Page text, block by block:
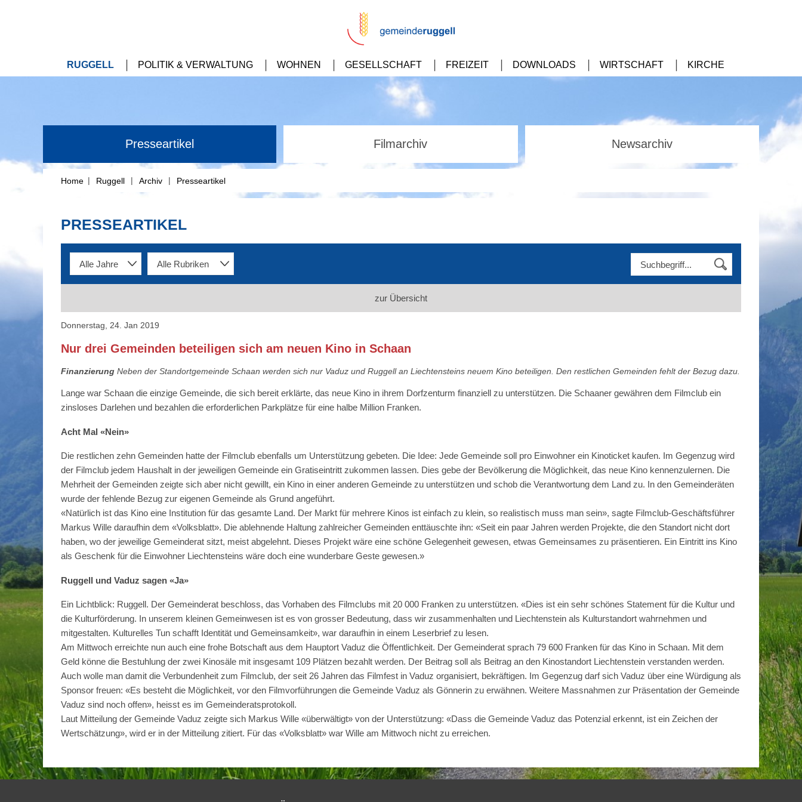
RUGGELL POLITIK & VERWALTUNG WOHNEN GESELLSCHAFT FREIZEIT DOWNLOADS WIRTSCHAFT KIRCHE
Presseartikel Filmarchiv Newsarchiv
Home | Ruggell | Archiv | Presseartikel
PRESSEARTIKEL
zur Übersicht
Donnerstag, 24. Jan 2019
Nur drei Gemeinden beteiligen sich am neuen Kino in Schaan
Finanzierung Neben der Standortgemeinde Schaan werden sich nur Vaduz und Ruggell an Liechtensteins neuem Kino beteiligen. Den restlichen Gemeinden fehlt der Bezug dazu.
Lange war Schaan die einzige Gemeinde, die sich bereit erklärte, das neue Kino in ihrem Dorfzenturm finanziell zu unterstützen. Die Schaaner gewähren dem Filmclub ein
zinsloses Darlehen und bezahlen die erforderlichen Parkplätze für eine halbe Million Franken.
Acht Mal «Nein»
Die restlichen zehn Gemeinden hatte der Filmclub ebenfalls um Unterstützung gebeten. Die Idee: Jede Gemeinde soll pro Einwohner ein Kinoticket kaufen. Im Gegenzug wird
der Filmclub jedem Haushalt in der jeweiligen Gemeinde ein Gratiseintritt zukommen lassen. Dies gebe der Bevölkerung die Möglichkeit, das neue Kino kennenzulernen. Die
Mehrheit der Gemeinden zeigte sich aber nicht gewillt, ein Kino in einer anderen Gemeinde zu unterstützen und schob die Verantwortung dem Land zu. In den Gemeinderäten
wurde der fehlende Bezug zur eigenen Gemeinde als Grund angeführt.
«Natürlich ist das Kino eine Institution für das gesamte Land. Der Markt für mehrere Kinos ist einfach zu klein, so realistisch muss man sein», sagte Filmclub-Geschäftsführer
Markus Wille daraufhin dem «Volksblatt». Die ablehnende Haltung zahlreicher Gemeinden enttäuschte ihn: «Seit ein paar Jahren werden Projekte, die den Standort nicht dort
haben, wo der jeweilige Gemeinderat sitzt, meist abgelehnt. Dieses Projekt wäre eine schöne Gelegenheit gewesen, etwas Gemeinsames zu präsentieren. Ein Eintritt ins Kino
als Geschenk für die Einwohner Liechtensteins wäre doch eine wunderbare Geste gewesen.»
Ruggell und Vaduz sagen «Ja»
Ein Lichtblick: Ruggell. Der Gemeinderat beschloss, das Vorhaben des Filmclubs mit 20 000 Franken zu unterstützen. «Dies ist ein sehr schönes Statement für die Kultur und
die Kulturförderung. In unserem kleinen Gemeinwesen ist es von grosser Bedeutung, dass wir zusammenhalten und Liechtenstein als Kulturstandort wahrnehmen und
mitgestalten. Kulturelles Tun schafft Identität und Gemeinsamkeit», war daraufhin in einem Leserbrief zu lesen.
Am Mittwoch erreichte nun auch eine frohe Botschaft aus dem Hauptort Vaduz die Öffentlichkeit. Der Gemeinderat sprach 79 600 Franken für das Kino in Schaan. Mit dem
Geld könne die Bestuhlung der zwei Kinosäle mit insgesamt 109 Plätzen bezahlt werden. Der Beitrag soll als Beitrag an den Kinostandort Liechtenstein verstanden werden.
Auch wolle man damit die Verbundenheit zum Filmclub, der seit 26 Jahren das Filmfest in Vaduz organisiert, bekräftigen. Im Gegenzug darf sich Vaduz über eine Würdigung als
Sponsor freuen: «Es besteht die Möglichkeit, vor den Filmvorführungen die Gemeinde Vaduz als Gönnerin zu erwähnen. Weitere Massnahmen zur Präsentation der Gemeinde
Vaduz sind noch offen», heisst es im Gemeinderatsprotokoll.
Laut Mitteilung der Gemeinde Vaduz zeigte sich Markus Wille «überwältigt» von der Unterstützung: «Dass die Gemeinde Vaduz das Potenzial erkennt, ist ein Zeichen der
Wertschätzung», wird er in der Mitteilung zitiert. Für das «Volksblatt» war Wille am Mittwoch nicht zu erreichen.